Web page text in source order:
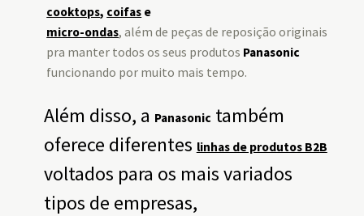
cooktops, coifas e
micro-ondas, além de peças de reposição originais
pra manter todos os seus produtos Panasonic
funcionando por muito mais tempo.
Além disso, a Panasonic também
oferece diferentes linhas de produtos B2B
voltados para os mais variados
tipos de empresas,